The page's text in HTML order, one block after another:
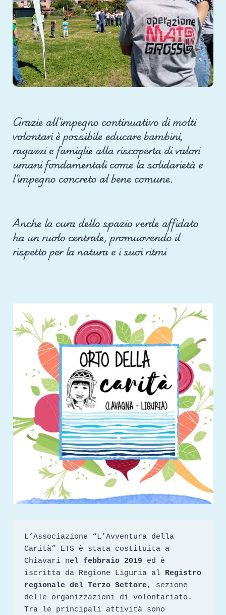
Grazie all’impegno continuativo di molti
volontari è possibile educare bambini,
ragazzi e famiglie alla riscoperta di valori
umani fondamentali come la solidarietà e
l’impegno concreto al bene comune.
Anche la cura dello spazio verde affidato
ha un ruolo centrale, promuovendo il
rispetto per la natura e i suoi ritmi
L’Associazione “L’Avventura della
Carità” ETS è stata costituita a
Chiavari nel febbraio 2019 ed è
iscritta da Regione Liguria al Registro
regionale del Terzo Settore, sezione
delle organizzazioni di volontariato.
Tra le principali attività sono